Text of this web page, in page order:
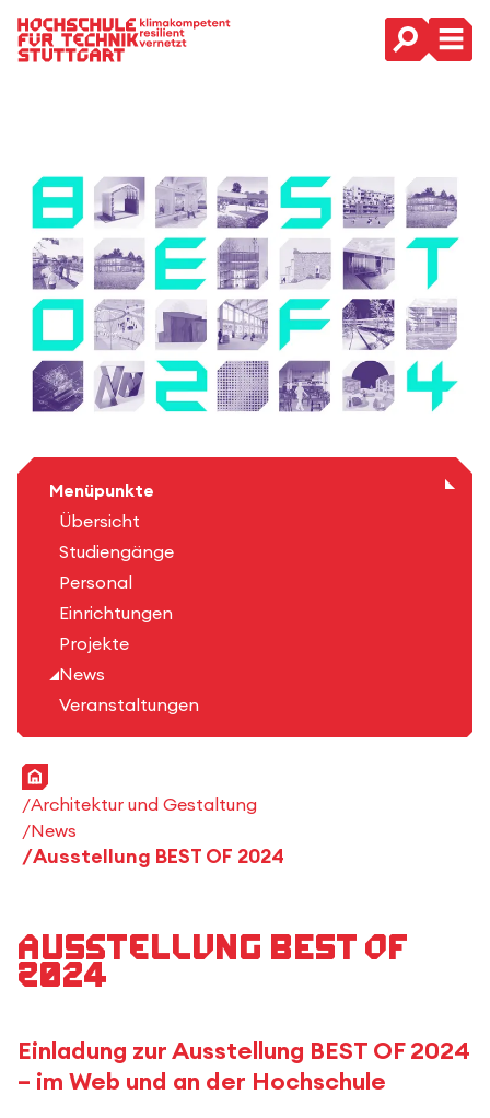
Hauptnavigation
Menüpunkte
Übersicht
Studiengänge
Personal
Einrichtungen
Projekte
News
Veranstaltungen
Startseite
Architektur und Gestaltung
News
Ausstellung BEST OF 2024
Ausstellung BEST OF
2024
Einladung zur Ausstellung BEST OF 2024
– im Web und an der Hochschule